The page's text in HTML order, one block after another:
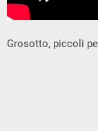
Grosotto, piccoli